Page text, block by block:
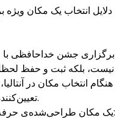
دلایل انتخاب یک مکان
برگزاری جشن خداحافظی
نیست، بلکه ثبت و حفظ
هنگام انتخاب مکان در
تعیین‌کننده‌ای ایفا می‌کنند.
یک مکان طراحی‌شده‌ی حرفه‌ای می‌تواند موارد زیر را فراهم کند: